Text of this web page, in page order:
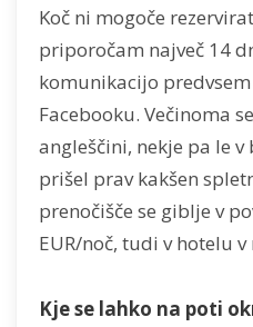
Koč ni mogoče
priporočam največ 14
komunikacijo
Facebooku. Večinoma
angleščini, nekje pa le
prišel prav kakšen
prenočišče se giblje v
EUR/noč, tudi v hotelu
Kje se lahko na poti